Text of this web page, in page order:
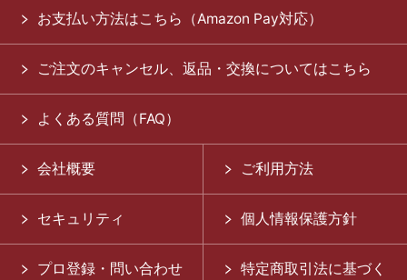
お支払い方法はこちら（Amazon Pay対応）
ご注文のキャンセル、返品・交換についてはこちら
よくある質問（FAQ）
会社概要 ご利用方法
セキュリティ 個人情報保護方針
プロ登録・問い合わせ
特定商取引法に基づく